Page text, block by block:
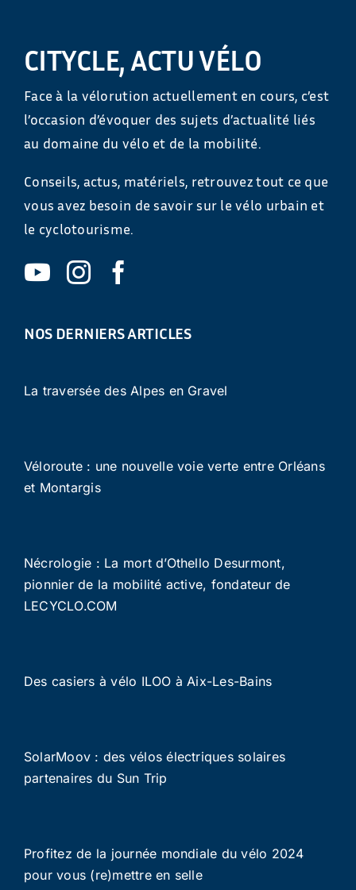
CITYCLE, ACTU VÉLO
Face à la vélorution actuellement en cours, c’est
l’occasion d’évoquer des sujets d’actualité liés
au domaine du vélo et de la mobilité.
Conseils, actus, matériels, retrouvez tout ce que
vous avez besoin de savoir sur le vélo urbain et
le cyclotourisme.
NOS DERNIERS ARTICLES
La traversée des Alpes en Gravel
Véloroute : une nouvelle voie verte entre Orléans
et Montargis
Nécrologie : La mort d’Othello Desurmont,
pionnier de la mobilité active, fondateur de
LECYCLO.COM
Des casiers à vélo ILOO à Aix-Les-Bains
SolarMoov : des vélos électriques solaires
partenaires du Sun Trip
Profitez de la journée mondiale du vélo 2024
pour vous (re)mettre en selle